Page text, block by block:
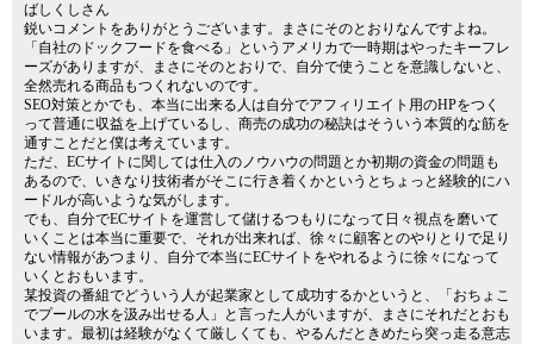
ばしくしさん
鋭いコメントをありがとうございます。まさにそのとおりなんですよね。
「自社のドックフードを食べる」というアメリカで一時期はやったキーフレ
ーズがありますが、まさにそのとおりで、自分で使うことを意識しないと、
全然売れる商品もつくれないのです。
SEO対策とかでも、本当に出来る人は自分でアフィリエイト用のHPをつく
って普通に収益を上げているし、商売の成功の秘訣はそういう本質的な筋を
通すことだと僕は考えています。
ただ、ECサイトに関しては仕入のノウハウの問題とか初期の資金の問題も
あるので、いきなり技術者がそこに行き着くかというとちょっと経験的にハ
ードルが高いような気がします。
でも、自分でECサイトを運営して儲けるつもりになって日々視点を磨いて
いくことは本当に重要で、それが出来れば、徐々に顧客とのやりとりで足り
ない情報があつまり、自分で本当にECサイトをやれるように徐々になって
いくとおもいます。
某投資の番組でどういう人が起業家として成功するかというと、「おちょこ
でプールの水を汲み出せる人」と言った人がいますが、まさにそれだとおも
います。最初は経験がなくて厳しくても、やるんだときめたら突っ走る意志